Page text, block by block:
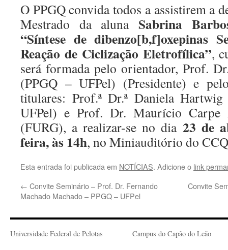
O PPGQ convida todos a assistirem a
Mestrado da aluna Sabrina
“Síntese de dibenzo[b,f]oxepinas
Reação de Ciclização Eletrofílica”,
será formada pelo orientador, Prof.
(PPGQ – UFPel) (Presidente) e
titulares: Prof.ª Dr.ª Daniela
UFPel) e Prof. Dr. Maurício Carpe
(FURG), a realizar-se no dia 23 de
feira, às 14h, no Miniauditório do
Esta entrada foi publicada em NOTÍCIAS. Adicione o link
← Convite Seminário – Prof. Dr. Fernando
Machado Machado – PPGQ – UFPel
Convite
Universidade Federal de Pelotas Campus do Capão do Leão